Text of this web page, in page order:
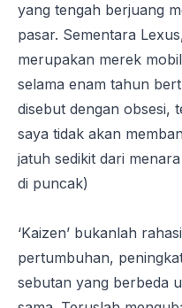
yang tengah berjuang
pasar. Sementara
merupakan merek
selama enam tahun
disebut dengan obsesi,
saya tidak akan
jatuh sedikit dari
di puncak)
‘Kaizen’ bukanlah
pertumbuhan,
sebutan yang berbeda